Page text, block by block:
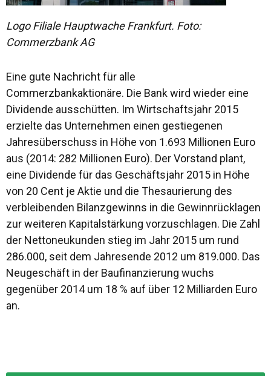
Logo Filiale Hauptwache Frankfurt. Foto:
Commerzbank AG
Eine gute Nachricht für alle
Commerzbankaktionäre. Die Bank wird wieder eine
Dividende ausschütten. Im Wirtschaftsjahr 2015
erzielte das Unternehmen einen gestiegenen
Jahresüberschuss in Höhe von 1.693 Millionen Euro
aus (2014: 282 Millionen Euro). Der Vorstand plant,
eine Dividende für das Geschäftsjahr 2015 in Höhe
von 20 Cent je Aktie und die Thesaurierung des
verbleibenden Bilanzgewinns in die Gewinnrücklagen
zur weiteren Kapitalstärkung vorzuschlagen. Die Zahl
der Nettoneukunden stieg im Jahr 2015 um rund
286.000, seit dem Jahresende 2012 um 819.000. Das
Neugeschäft in der Baufinanzierung wuchs
gegenüber 2014 um 18 % auf über 12 Milliarden Euro
an.